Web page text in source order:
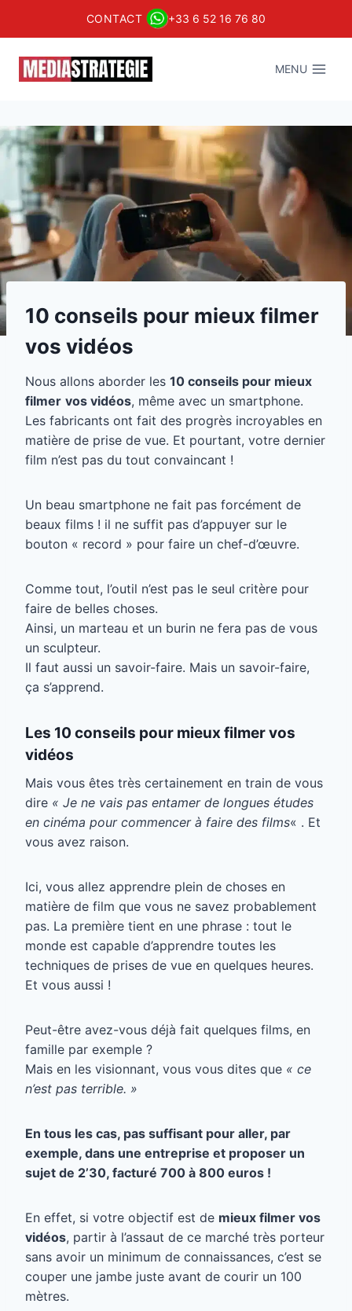
CONTACT +33 6 52 16 76 80
contenu
MENU
10 conseils pour mieux filmer
vos vidéos
Nous allons aborder les 10 conseils pour mieux
filmer vos vidéos, même avec un smartphone.
Les fabricants ont fait des progrès incroyables en
matière de prise de vue. Et pourtant, votre dernier
film n’est pas du tout convaincant !
Un beau smartphone ne fait pas forcément de
beaux films ! il ne suffit pas d’appuyer sur le
bouton « record » pour faire un chef-d’œuvre.
Comme tout, l’outil n’est pas le seul critère pour
faire de belles choses.
Ainsi, un marteau et un burin ne fera pas de vous
un sculpteur.
Il faut aussi un savoir-faire. Mais un savoir-faire,
ça s’apprend.
Les 10 conseils pour mieux filmer vos
vidéos
Mais vous êtes très certainement en train de vous
dire « Je ne vais pas entamer de longues études
en cinéma pour commencer à faire des films« . Et
vous avez raison.
Ici, vous allez apprendre plein de choses en
matière de film que vous ne savez probablement
pas. La première tient en une phrase : tout le
monde est capable d’apprendre toutes les
techniques de prises de vue en quelques heures.
Et vous aussi !
Peut-être avez-vous déjà fait quelques films, en
famille par exemple ?
Mais en les visionnant, vous vous dites que « ce
n’est pas terrible. »
En tous les cas, pas suffisant pour aller, par
exemple, dans une entreprise et proposer un
sujet de 2’30, facturé 700 à 800 euros !
En effet, si votre objectif est de mieux filmer vos
vidéos, partir à l’assaut de ce marché très porteur
sans avoir un minimum de connaissances, c’est se
couper une jambe juste avant de courir un 100
mètres.